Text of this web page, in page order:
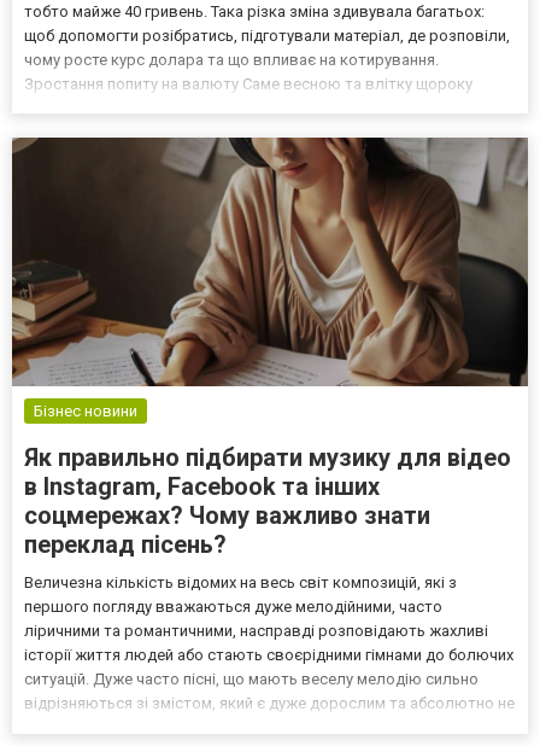
тобто майже 40 гривень. Така різка зміна здивувала багатьох:
щоб допомогти розібратись, підготували матеріал, де розповіли,
чому росте курс долара та що впливає на котирування.
Зростання попиту на валюту Саме весною та влітку щороку
Бізнес новини
Як правильно підбирати музику для відео
в Instagram, Facebook та інших
соцмережах? Чому важливо знати
переклад пісень?
Величезна кількість відомих на весь світ композицій, які з
першого погляду вважаються дуже мелодійними, часто
ліричними та романтичними, насправді розповідають жахливі
історії життя людей або стають своєрідними гімнами до болючих
ситуацій. Дуже часто пісні, що мають веселу мелодію сильно
відрізняються зі змістом, який є дуже дорослим та абсолютно не